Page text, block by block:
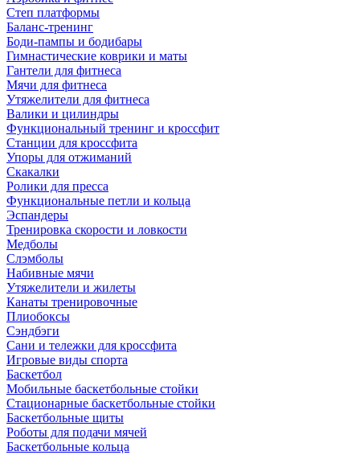
Степ платформы
Баланс-тренинг
Боди-пампы и бодибары
Гимнастические коврики и маты
Гантели для фитнеса
Мячи для фитнеса
Утяжелители для фитнеса
Валики и цилиндры
Функциональный тренинг и кроссфит
Станции для кроссфита
Упоры для отжиманий
Скакалки
Ролики для пресса
Функциональные петли и кольца
Эспандеры
Тренировка скорости и ловкости
Медболы
Слэмболы
Набивные мячи
Утяжелители и жилеты
Канаты тренировочные
Плиобоксы
Сэндбэги
Сани и тележки для кроссфита
Игровые виды спорта
Баскетбол
Мобильные баскетбольные стойки
Стационарные баскетбольные стойки
Баскетбольные щиты
Роботы для подачи мячей
Баскетбольные кольца